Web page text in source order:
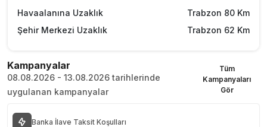
Havaalanına Uzaklık
Trabzon 80 Km
Şehir Merkezi Uzaklık
Trabzon 62 Km
Kampanyalar
08.08.2026 - 13.08.2026 tarihlerinde
uygulanan kampanyalar
Tüm
Kampanyaları
Gör
Banka İlave Taksit Koşulları